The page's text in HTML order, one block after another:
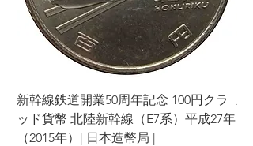
新幹線鉄道開業50周年記念 100円クラ
ッド貨幣 北陸新幹線（E7系）平成27年
（2015年）| 日本造幣局 |